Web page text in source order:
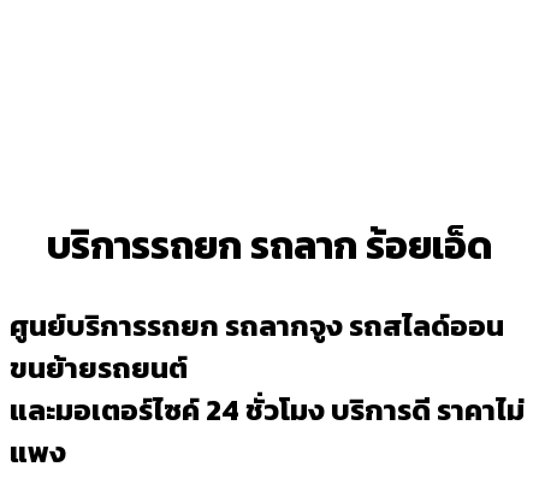
บริการรถยก รถลาก ร้อยเอ็ด
ศูนย์บริการรถยก รถลากจูง รถสไลด์ออน
ขนย้ายรถยนต์
และมอเตอร์ไซค์ 24 ชั่วโมง บริการดี ราคาไม่
แพง